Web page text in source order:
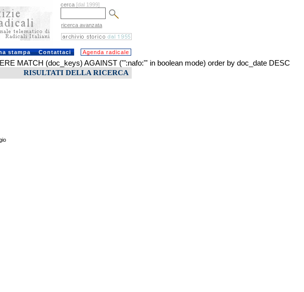
cerca [dal 1999]
ricerca avanzata
stampa Contattaci Agenda radicale
MATCH (doc_keys) AGAINST ('":nafo:"' in boolean mode) order by doc_date DESC
RISULTATI DELLA RICERCA